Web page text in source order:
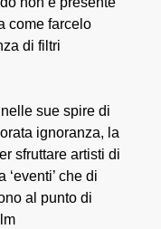
come farcelo
di filtri
sue spire di
ignoranza, la
sfruttare artisti di
che di
al punto di